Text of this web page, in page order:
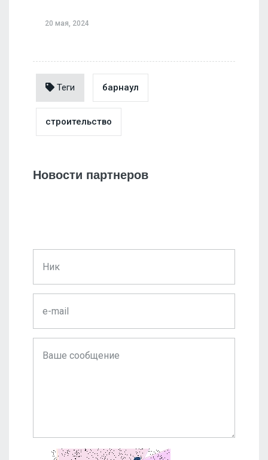
20 мая, 2024
Теги барнаул
строительство
Новости партнеров